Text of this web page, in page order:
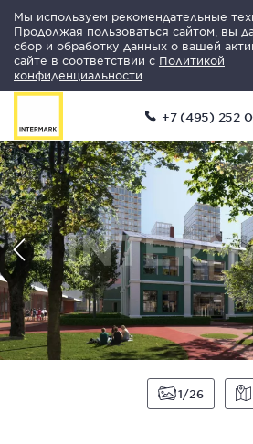
Мы используем рекомендательные
Продолжая пользоваться сайтом, вы
сбор и обработку данных о вашей
сайте в соответствии с Политикой
конфиденциальности
+7 (495) 252
1 26